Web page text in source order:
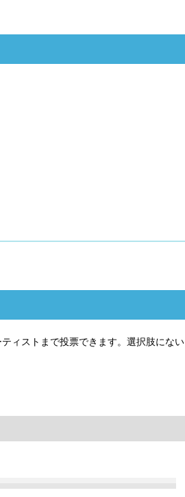
ィストまで投票できます。選択肢にない